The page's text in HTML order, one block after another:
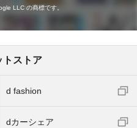
LLC の商標です。
トストア
d fashion
dカーシェア